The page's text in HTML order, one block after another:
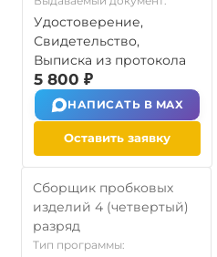
Удостоверение,
Свидетельство,
Выписка из протокола
5 800 ₽
НАПИСАТЬ В MAX
Оставить заявку
Сборщик пробковых
изделий 4 (четвертый)
разряд
Тип программы: